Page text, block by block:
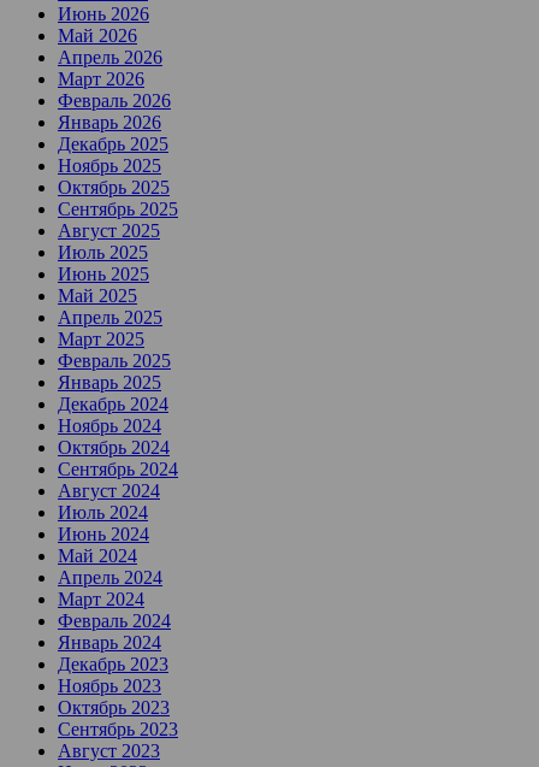
Июнь 2026
Май 2026
Апрель 2026
Март 2026
Февраль 2026
Январь 2026
Декабрь 2025
Ноябрь 2025
Октябрь 2025
Сентябрь 2025
Август 2025
Июль 2025
Июнь 2025
Май 2025
Апрель 2025
Март 2025
Февраль 2025
Январь 2025
Декабрь 2024
Ноябрь 2024
Октябрь 2024
Сентябрь 2024
Август 2024
Июль 2024
Июнь 2024
Май 2024
Апрель 2024
Март 2024
Февраль 2024
Январь 2024
Декабрь 2023
Ноябрь 2023
Октябрь 2023
Сентябрь 2023
Август 2023